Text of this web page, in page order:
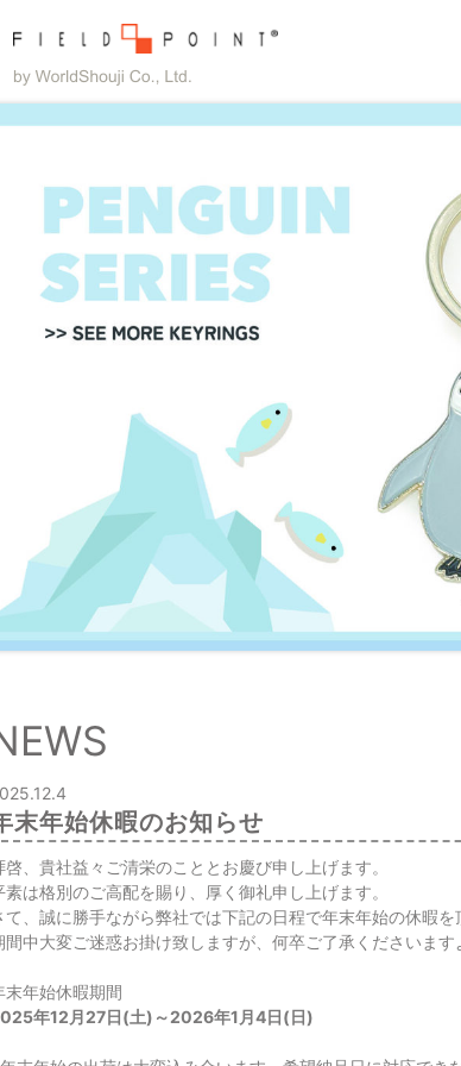
末年始休暇のお知らせ
啓、貴社益々ご清栄のこととお慶び申し上げます。
素は格別のご高配を賜り、厚く御礼申し上げます。
て、誠に勝手ながら弊社では下記の日程で年末年始の休暇を
間中大変ご迷惑お掛け致しますが、何卒ご了承くださいます
末年始休暇期間
年12月27日(土)～2026年1月4日(日)